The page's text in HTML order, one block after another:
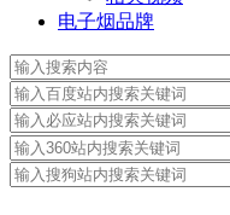
电子烟品牌